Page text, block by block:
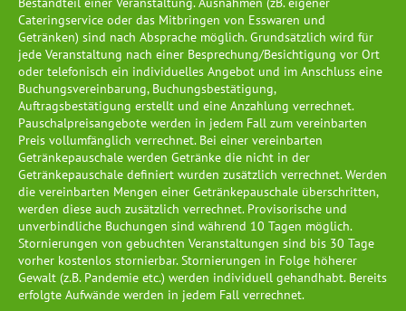
Cateringservice oder das Mitbringen von Esswaren und
Getränken) sind nach Absprache möglich. Grundsätzlich wird für
jede Veranstaltung nach einer Besprechung/Besichtigung vor Ort
oder telefonisch ein individuelles Angebot und im Anschluss eine
Buchungsvereinbarung, Buchungsbestätigung,
Auftragsbestätigung erstellt und eine Anzahlung verrechnet.
Pauschalpreisangebote werden in jedem Fall zum vereinbarten
Preis vollumfänglich verrechnet. Bei einer vereinbarten
Getränkepauschale werden Getränke die nicht in der
Getränkepauschale definiert wurden zusätzlich verrechnet. Werden
die vereinbarten Mengen einer Getränkepauschale überschritten,
werden diese auch zusätzlich verrechnet. Provisorische und
unverbindliche Buchungen sind während 10 Tagen möglich.
Stornierungen von gebuchten Veranstaltungen sind bis 30 Tage
vorher kostenlos stornierbar. Stornierungen in Folge höherer
Gewalt (z.B. Pandemie etc.) werden individuell gehandhabt. Bereits
erfolgte Aufwände werden in jedem Fall verrechnet.